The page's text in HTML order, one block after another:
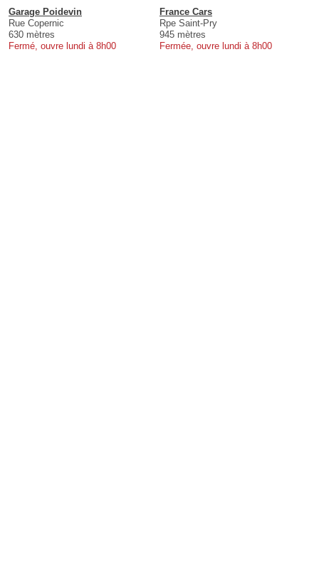
Garage Poidevin
Rue Copernic
630 mètres
Fermé, ouvre lundi à 8h00
France Cars
Rpe Saint-Pry
945 mètres
Fermée, ouvre lundi à 8h00